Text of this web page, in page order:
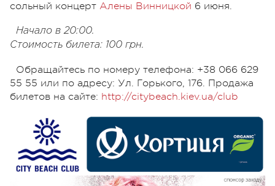
сольный концерт Алены Винницкой 6 июня.
Начало в 20:00.
Стоимость билета: 100 грн.
Обращайтесь по номеру телефона: +38 066 629
55 55 или по адресу: Ул. Горького, 176. Продажа
билетов на сайте: http://citybeach.kiev.ua/club